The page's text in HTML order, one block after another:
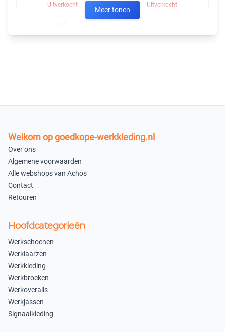
Uitverkocht Uitverkocht
Meer tonen
Welkom op goedkope-werkkleding.nl
Over ons
Algemene voorwaarden
Alle webshops van Achos
Contact
Retouren
Hoofdcategorieën
Werkschoenen
Werklaarzen
Werkkleding
Werkbroeken
Werkoveralls
Werkjassen
Signaalkleding